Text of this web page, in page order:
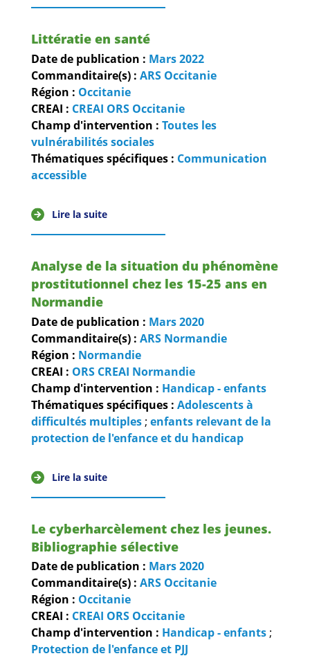
Littératie en santé
Date de publication : Mars2022
Commanditaire(s) : ARS Occitanie
Région : Occitanie
CREAI : CREAI ORS Occitanie
Champ d'intervention : Toutes les
vulnérabilités sociales
Thématiques spécifiques : Communication
accessible
Lire la suite
Analyse de la situation du phénomène
prostitutionnel chez les 15-25 ans en
Normandie
Date de publication : Mars2020
Commanditaire(s) : ARS Normandie
Région : Normandie
CREAI : ORS CREAI Normandie
Champ d'intervention : Handicap - enfants
Thématiques spécifiques : Adolescents à
difficultés multiples ; enfants relevant de la
protection de l'enfance et du handicap
Lire la suite
Le cyberharcèlement chez les jeunes.
Bibliographie sélective
Date de publication : Mars2020
Commanditaire(s) : ARS Occitanie
Région : Occitanie
CREAI : CREAI ORS Occitanie
Champ d'intervention : Handicap - enfants;
Protection de l'enfance et PJJ